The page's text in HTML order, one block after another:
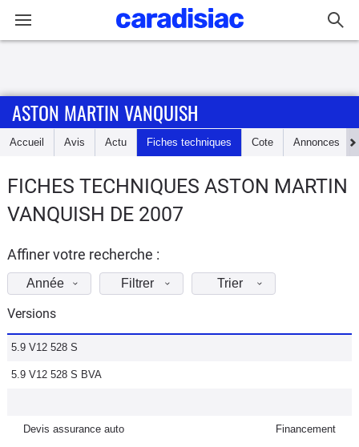
Accueil
Essais
d'achat
Electriques
Utilitaires
Flottes
Services
ASTON MARTIN VANQUISH
Accueil Avis Actu Fiches techniques Cote Annonces
FICHES TECHNIQUES ASTON MARTIN
VANQUISH DE 2007
Affiner votre recherche :
Année Filtrer Trier
Versions
5.9 V12 528 S
5.9 V12 528 S BVA
Devis assurance auto Financement